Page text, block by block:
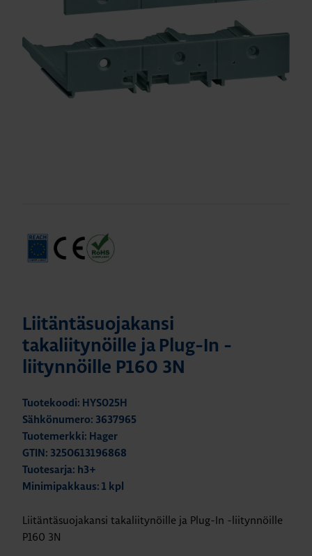
Liitäntäsuojakansi
takaliitynöille ja Plug-In -
liitynnöille P160 3N
Tuotekoodi: HYS025H
Sähkönumero: 3637965
Tuotemerkki: Hager
GTIN: 3250613196868
Tuotesarja: h3+
Minimipakkaus: 1 kpl
Liitäntäsuojakansi takaliitynöille ja Plug-In -liitynnöille
P160 3N